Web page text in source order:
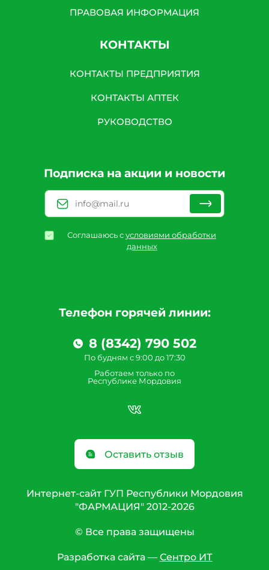
Телефон горячей линии:
8 (8342) 790 502
По будням с 9:00 до 17:30
Работаем только по
Республике Мордовия
Оставить отзыв
ПРАВОВАЯ ИНФОРМАЦИЯ
КОНТАКТЫ
КОНТАКТЫ ПРЕДПРИЯТИЯ
КОНТАКТЫ АПТЕК
РУКОВОДСТВО
Подписка на акции и новости
Соглашаюсь сусловиями обработки
данных
Интернет-сайт ГУП Республики Мордовия
"ФАРМАЦИЯ" 2012-2026
© Все права защищены
Разработка сайта — Сентро ИТ